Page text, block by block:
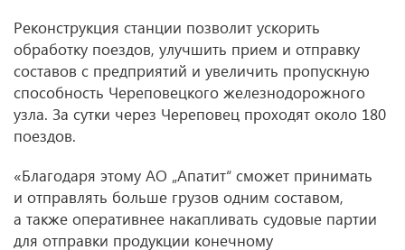
Реконструкция станции позволит ускорить
обработку поездов, улучшить прием и отправку
составов с предприятий и увеличить пропускную
способность Череповецкого железнодорожного
узла. За сутки через Череповец проходят около 180
поездов.
«Благодаря этому АО „Апатит“ сможет принимать
и отправлять больше грузов одним составом,
а также оперативнее накапливать судовые партии
для отправки продукции конечному